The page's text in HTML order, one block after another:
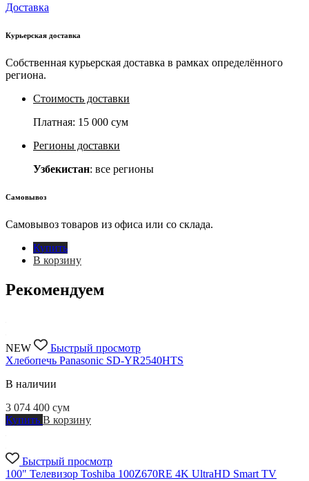
Доставка
Курьерская доставка
Собственная курьерская доставка в рамках определённого
региона.
Стоимость доставки
Платная: 15 000 сум
Регионы доставки
Узбекистан: все регионы
Самовывоз
Самовывоз товаров из офиса или со склада.
Купить
В корзину
Рекомендуем
NEW
Быстрый просмотр
Хлебопечь Panasonic SD-YR2540HTS
В наличии
3 074 400 сум
Купить В корзину
Быстрый просмотр
100" Телевизор Toshiba 100Z670RE 4K UltraHD Smart TV